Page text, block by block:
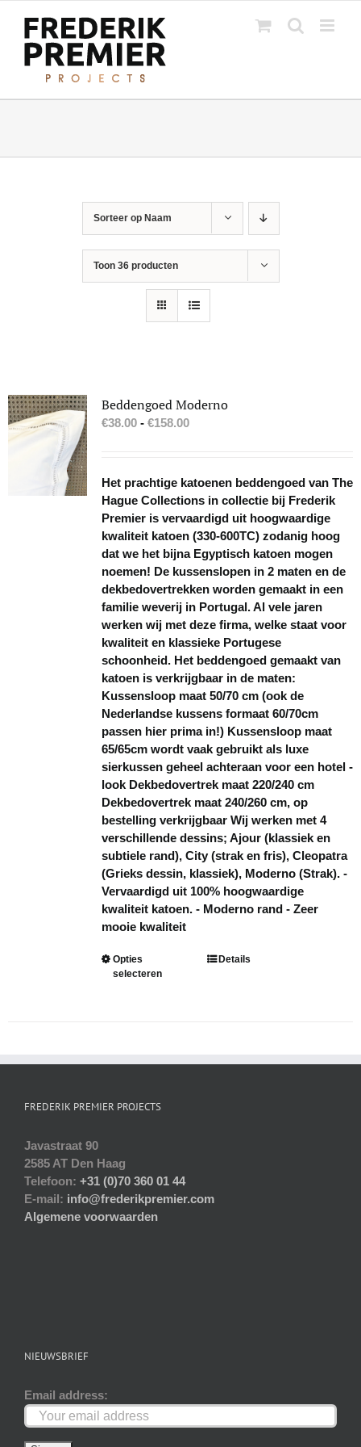
inhoud
Sorteer op Naam
Toon 36 producten
Beddengoed Moderno
€38.00 - €158.00Prijsklasse:
Het prachtige katoenen beddengoed van The
Hague Collections in collectie bij Frederik
Premier is vervaardigd uit hoogwaardige
kwaliteit katoen (330-600TC) zodanig hoog
dat we het bijna Egyptisch katoen mogen
noemen! De kussenslopen in 2 maten en de
dekbedovertrekken worden gemaakt in een
familie weverij in Portugal. Al vele jaren
werken wij met deze firma, welke staat voor
kwaliteit en klassieke Portugese
schoonheid. Het beddengoed gemaakt van
katoen is verkrijgbaar in de maten:
Kussensloop maat 50/70 cm (ook de
Nederlandse kussens formaat 60/70cm
passen hier prima in!) Kussensloop maat
65/65cm wordt vaak gebruikt als luxe
sierkussen geheel achteraan voor een hotel -
look Dekbedovertrek maat 220/240 cm
Dekbedovertrek maat 240/260 cm, op
bestelling verkrijgbaar Wij werken met 4
verschillende dessins; Ajour (klassiek en
subtiele rand), City (strak en fris), Cleopatra
(Grieks dessin, klassiek), Moderno (Strak). -
Vervaardigd uit 100% hoogwaardige
kwaliteit katoen. - Moderno rand - Zeer
mooie kwaliteit
Opties
selecteren
Dit
optie
Details
FREDERIK PREMIER PROJECTS
Javastraat 90
2585 AT Den Haag
Telefoon: +31 (0)70 360 01 44
E-mail: info@frederikpremier.com
Algemene voorwaarden
NIEUWSBRIEF
Email address: